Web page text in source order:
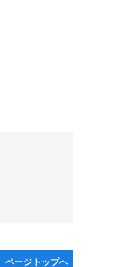
ページトップへ